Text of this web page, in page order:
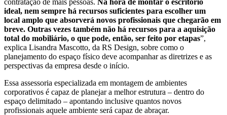
ideal, nem sempre há recursos suficientes para escolher um
local amplo que absorverá novos profissionais que chegarão em
breve. Outras vezes também não há recursos para a aquisição
total do mobiliário, o que pode, então, ser feito por etapas”,
explica Lisandra Mascotto, da RS Design, sobre como o
planejamento do espaço físico deve acompanhar as diretrizes e as
perspectivas da empresa desde o início.
Essa assessoria especializada em montagem de ambientes
corporativos é capaz de planejar a melhor estrutura – dentro do
espaço delimitado – apontando inclusive quantos novos
profissionais aquele ambiente será capaz de abraçar.